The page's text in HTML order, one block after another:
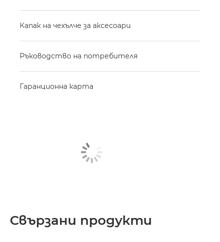
Капак на чехълче за аксесоари
Ръководство на потребителя
Гаранционна карта
Свързани продукти